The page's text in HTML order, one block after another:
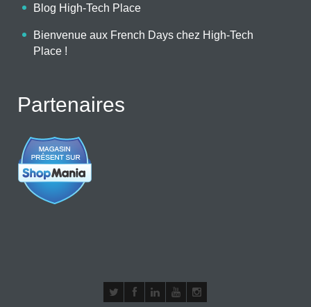
Blog High-Tech Place
Bienvenue aux French Days chez High-Tech
Place !
Partenaires